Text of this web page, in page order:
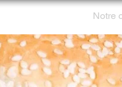
Notre